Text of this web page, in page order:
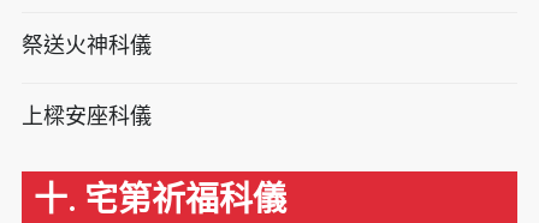
祭送火神科儀
上樑安座科儀
十. 宅第祈福科儀